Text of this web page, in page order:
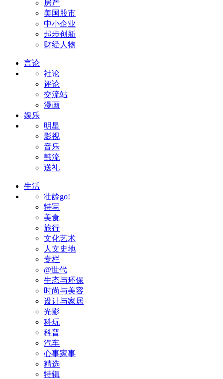
房产
美国股市
中小企业
起步创新
财经人物
言论
社论
评论
交流站
漫画
娱乐
明星
影视
音乐
韩流
送礼
生活
壮龄go!
特写
美食
旅行
文化艺术
人文史地
专栏
@世代
生态与环保
时尚与美容
设计与家居
光影
科玩
科普
汽车
心事家事
精选
特辑